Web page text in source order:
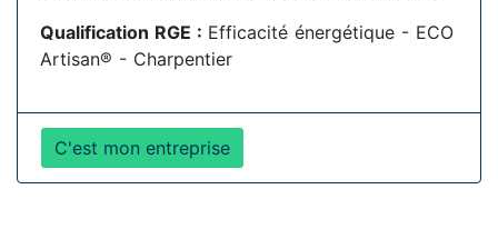
Qualification RGE : Efficacité énergétique - ECO
Artisan® - Charpentier
C'est mon entreprise